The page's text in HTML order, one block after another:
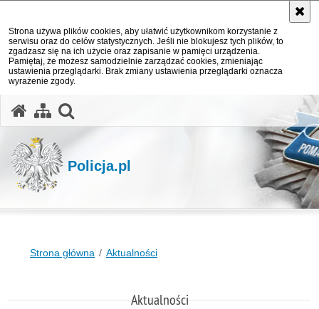
Strona używa plików cookies, aby ułatwić użytkownikom korzystanie z
serwisu oraz do celów statystycznych. Jeśli nie blokujesz tych plików, to
zgadzasz się na ich użycie oraz zapisanie w pamięci urządzenia.
Pamiętaj, że możesz samodzielnie zarządzać cookies, zmieniając
ustawienia przeglądarki. Brak zmiany ustawienia przeglądarki oznacza
wyrażenie zgody.
Policja.pl
Strona główna Aktualności
Aktualności